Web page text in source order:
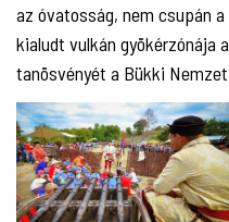
az óvatosság, nem csupán
kialudt vulkán gyökérzónája
tanösvényét a Bükki